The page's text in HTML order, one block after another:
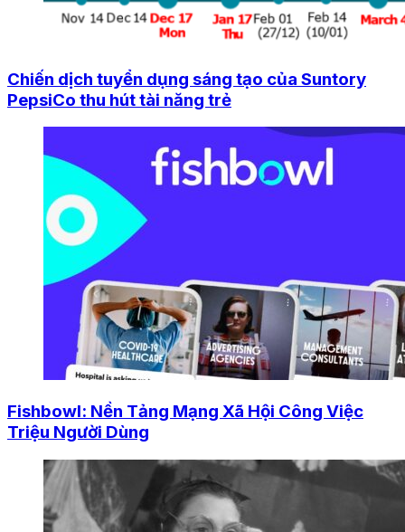
Chiến dịch tuyển dụng sáng tạo của Suntory
PepsiCo thu hút tài năng trẻ
Fishbowl: Nền Tảng Mạng Xã Hội Công Việc
Triệu Người Dùng